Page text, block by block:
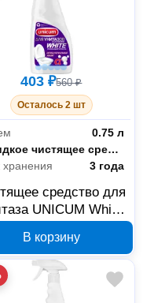
403 ₽560 ₽
Осталось 2 шт
0.75 л
выпуска
жидкое чистящее средство(утенок)
хранения
3 года
средство для
UNICUM White
В корзину